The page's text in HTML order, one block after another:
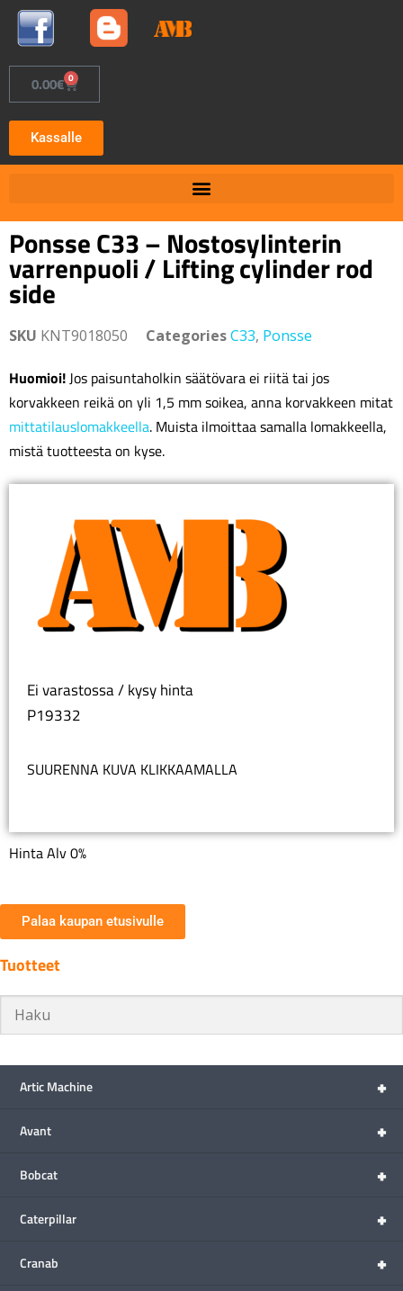
0.00€ 0
Kassalle
Ponsse C33 – Nostosylinterin
varrenpuoli / Lifting cylinder rod
side
SKU KNT9018050 CategoriesC33, Ponsse
Huomioi!Jos paisuntaholkin säätövara ei riitä tai jos
korvakkeen reikä on yli 1,5 mm soikea, anna korvakkeen mitat
mittatilauslomakkeella. Muista ilmoittaa samalla lomakkeella,
mistä tuotteesta on kyse.
Ei varastossa / kysy hinta
P19332
SUURENNA KUVA KLIKKAAMALLA
Hinta Alv 0%
Palaa kaupan etusivulle
Tuotteet
+
Artic Machine
+
Avant
+
Bobcat
+
Caterpillar
+
Cranab